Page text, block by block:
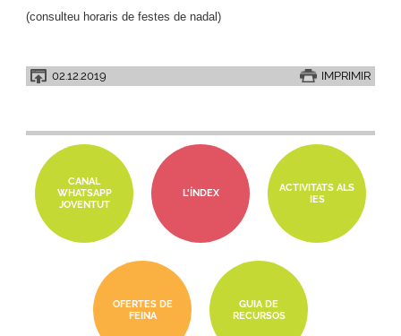
(consulteu horaris de festes de nadal)
02.12.2019 IMPRIMIR
CANAL
WHATSAPP
JOVENTUT
L'ÍNDEX
ACTIVITATS ALS
IES
OFERTES DE
FEINA
GUIA DE
RECURSOS